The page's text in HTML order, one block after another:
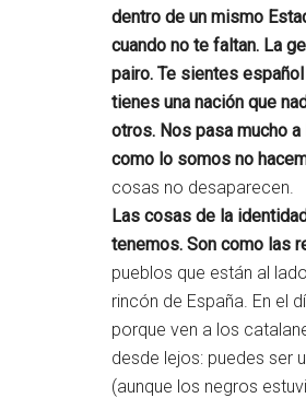
dentro de un mismo
cuando no te faltan. La
pairo. Te sientes
tienes una nación que
otros. Nos pasa mucho
como lo somos no
cosas no desaparecen.
Las cosas de la
tenemos. Son como las
pueblos que están al
rincón de España. En el
porque ven a los
desde lejos: puedes ser
(aunque los negros